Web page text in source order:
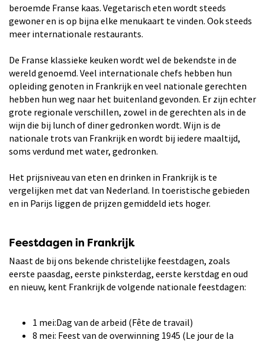
beroemde Franse kaas. Vegetarisch eten wordt steeds
gewoner en is op bijna elke menukaart te vinden. Ook steeds
meer internationale restaurants.
De Franse klassieke keuken wordt wel de bekendste in de
wereld genoemd. Veel internationale chefs hebben hun
opleiding genoten in Frankrijk en veel nationale gerechten
hebben hun weg naar het buitenland gevonden. Er zijn echter
grote regionale verschillen, zowel in de gerechten als in de
wijn die bij lunch of diner gedronken wordt. Wijn is de
nationale trots van Frankrijk en wordt bij iedere maaltijd,
soms verdund met water, gedronken.
Het prijsniveau van eten en drinken in Frankrijk is te
vergelijken met dat van Nederland. In toeristische gebieden
en in Parijs liggen de prijzen gemiddeld iets hoger.
Feestdagen in Frankrijk
Naast de bij ons bekende christelijke feestdagen, zoals
eerste paasdag, eerste pinksterdag, eerste kerstdag en oud
en nieuw, kent Frankrijk de volgende nationale feestdagen:
1 mei:Dag van de arbeid (Fête de travail)
8 mei: Feest van de overwinning 1945 (Le jour de la